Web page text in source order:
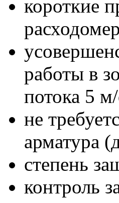
короткие
работы в
потока 5
не
арматура
степень
контроль